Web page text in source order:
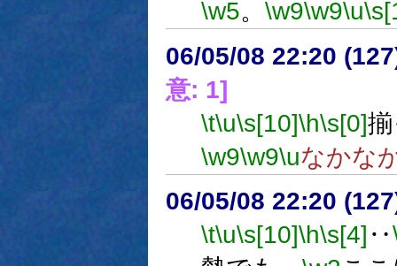
\w5。 \w9\w9\u
06/05/08 22:20
意: 1]
\t\u\s[10]\h\s[0]
\w9\w9\uなかな
06/05/08 22:20
\t\u\s[10]\h\s[4] ‥